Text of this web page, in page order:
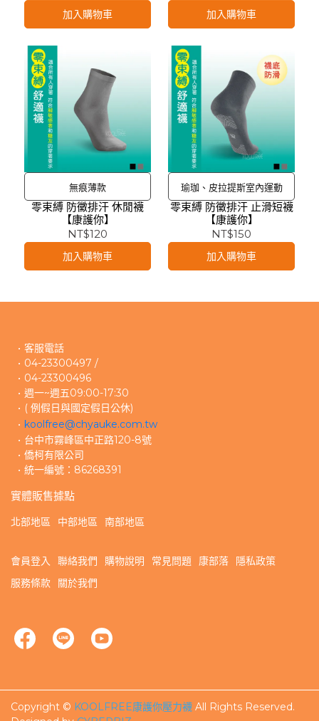
加入購物車 加入購物車
無痕薄款
零束縛 防黴排汗 休閒襪
【康護你】
NT$120
加入購物車
瑜珈、皮拉提斯室內運動
零束縛 防黴排汗 止滑短襪
【康護你】
NT$150
加入購物車
客服電話
04-23300497 /
04-23300496
週一~週五09:00-17:30
( 例假日與國定假日公休)
koolfree@chyauke.com.tw
台中市霧峰區中正路120-8號
僑柯有限公司
統一編號：86268391
實體販售據點
北部地區 中部地區 南部地區
會員登入 聯絡我們 購物說明 常見問題 康部落
隱私政策
服務條款
關於我們
Copyright © KOOLFREE康護你壓力襪 All Rights Reserved.